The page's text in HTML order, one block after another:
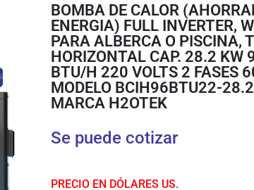
BOMBA DE CALOR
ENERGIA) FULL INVERTER,
PARA ALBERCA O PISCINA,
HORIZONTAL CAP. 28.2 KW
BTU/H 220 VOLTS 2 FASES
MODELO BCIH96BTU22-
MARCA H2OTEK
Se puede cotizar
PRECIO EN DÓLARES US.